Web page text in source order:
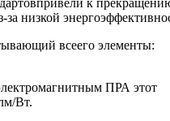
низкой
всеего элементы:
ПРА этот
Вт.